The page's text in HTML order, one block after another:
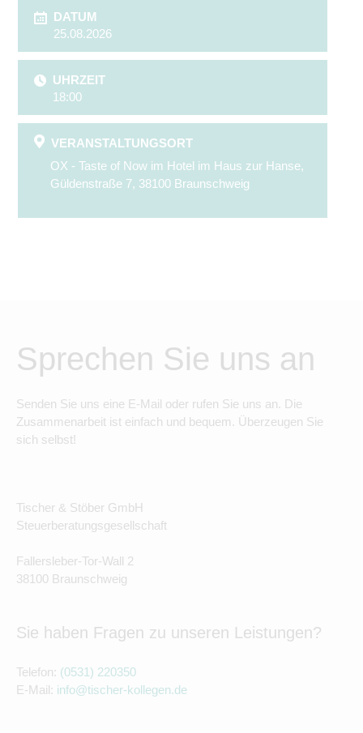
DATUM
25.08.2026
UHRZEIT
18:00
VERANSTALTUNGSORT
OX - Taste of Now im Hotel im Haus zur Hanse,
Güldenstraße 7, 38100 Braunschweig
Sprechen Sie uns an
Senden Sie uns eine E-Mail oder rufen Sie uns an. Die
Zusammenarbeit ist einfach und bequem. Überzeugen Sie
sich selbst!
Tischer & Stöber GmbH
Steuerberatungsgesellschaft
Fallersleber-Tor-Wall 2
38100 Braunschweig
Sie haben Fragen zu unseren Leistungen?
Telefon: (0531) 220350
E-Mail: info@tischer-kollegen.de